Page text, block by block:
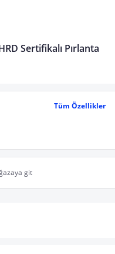
Sertifikalı Pırlanta
Tüm Özellikler
git